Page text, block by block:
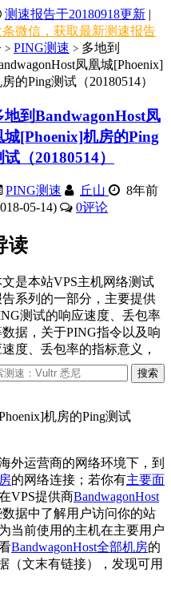
测速报告于20180918更新 |
条微信，获取最新测速报告
> PING测速 > 多地到
凤凰城[Phoenix]
的Ping测试（20180514）
地到BandwagonHost凤
城[Phoenix]机房的Ping
试（20180514）
PING测速 丘山
8年前
05-14)
0评论
读
文是本站VPS主机网络测试
告系列的一部分，主要提供
测试的响应速度、丢包率
数据，关于PING指令以及响
速度、丢包率的指标意义，
外运营商的网络环境下，到
的网络连接；若你有主要面
VPS提供商BandwagonHost
据中了解用户访问你的站
当前使用的主机在主要用户
BandwagonHost全部机房的
（文末有链接），发现可用